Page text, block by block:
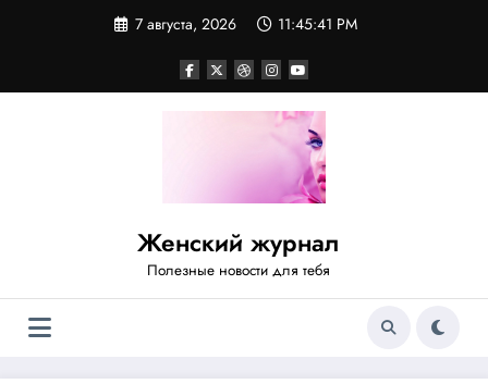
7 августа, 2026 11:45:41 PM
Женский журнал
Полезные новости для тебя